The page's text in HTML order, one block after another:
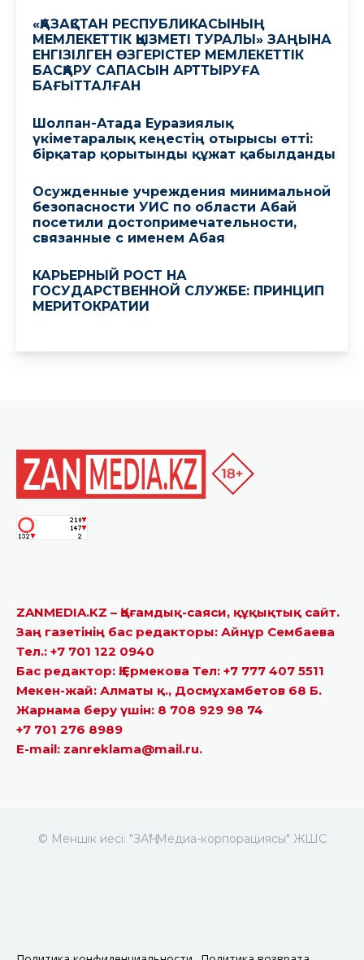
ZANMEDIA.KZ – Қоғамдық-саяси, құқықтық сайт.
Заң газетінің бас редакторы: Айнұр Сембаева
Тел.: +7 701 122 0940
Бас редактор: Қ.Ермекова Тел: +7 777 407 5511
Мекен-жай: Алматы қ., Досмұхамбетов 68 Б.
Жарнама беру үшін: 8 708 929 98 74
+7 701 276 8989
E-mail: zanreklama@mail.ru.
© Меншік иесі: "ЗАҢ" Медиа-корпорациясы" ЖШС